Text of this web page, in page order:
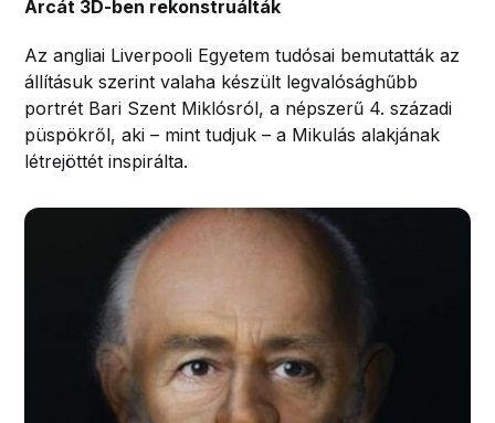
Arcát 3D-ben rekonstruálták
Az angliai Liverpooli Egyetem tudósai bemutatták az
állításuk szerint valaha készült legvalósághűbb
portrét Bari Szent Miklósról, a népszerű 4. századi
püspökről, aki – mint tudjuk – a Mikulás alakjának
létrejöttét inspirálta.